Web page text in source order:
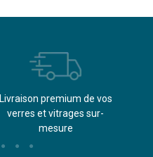
Livraison premium de vos
verres et vitrages sur-
mesure